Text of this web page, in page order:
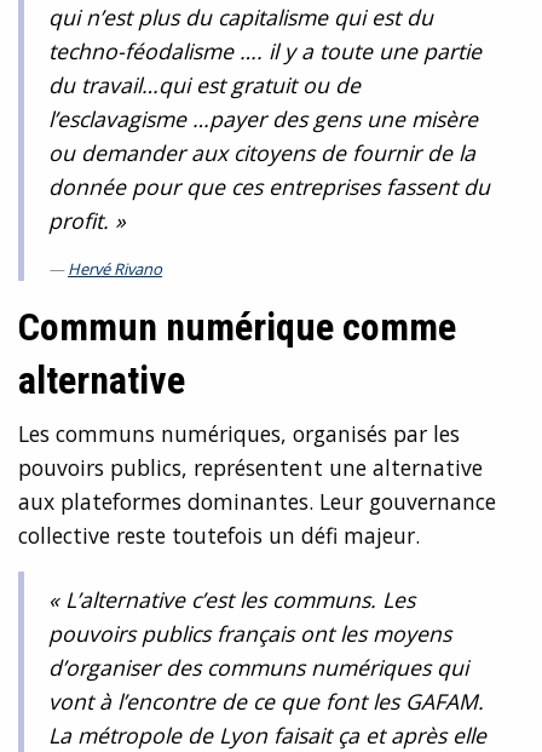
qui n’est plus du capitalisme qui est du
techno-féodalisme …. il y a toute une partie
du travail…qui est gratuit ou de
l’esclavagisme …payer des gens une misère
ou demander aux citoyens de fournir de la
donnée pour que ces entreprises fassent du
profit. »
Hervé Rivano
Commun numérique comme
alternative
Les communs numériques, organisés par les
pouvoirs publics, représentent une alternative
aux plateformes dominantes. Leur gouvernance
collective reste toutefois un défi majeur.
« L’alternative c’est les communs. Les
pouvoirs publics français ont les moyens
d’organiser des communs numériques qui
vont à l’encontre de ce que font les GAFAM.
La métropole de Lyon faisait ça et après elle